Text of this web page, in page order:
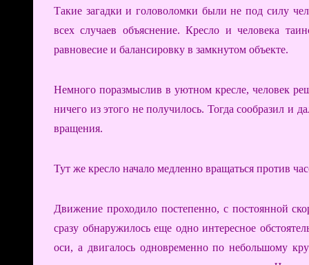
Такие загадки и головоломки были не под силу
всех случаев объяснение. Кресло и человека
равновесие и балансировку в замкнутом объекте.
Немного поразмыслив в уютном кресле, человек
ничего из этого не получилось. Тогда сообразил и
вращения.
Тут же кресло начало медленно вращаться против
Движение проходило постепенно, с постоянной
сразу обнаружилось еще одно интересное
оси, а двигалось одновременно по небольшому